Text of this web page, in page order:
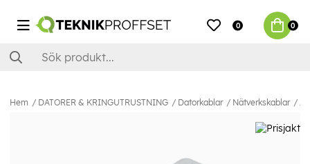
0 0
Hem DATORER & KRINGUTRUSTNING Datorkablar Nätverkskablar